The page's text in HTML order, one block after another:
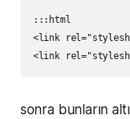
:::html
<link
sonra bunların